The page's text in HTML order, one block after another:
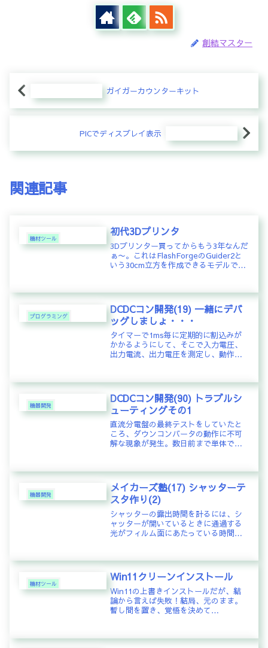
創結マスター
ガイガーカウンターキット
PICでディスプレイ表示
関連記事
機材ツール
初代3Dプリンタ
3Dプリンター買ってからもう3年なんだ
ぁ〜。これはFlashForgeのGuider2と
いう30cm立方を作成できるモデルでよ
れは私と同様個人事業で3D造形を行っ
ている方に...
プログラミング
DCDCコン開発(19) 一緒にデバ
ッグしましょ・・・
タイマーで1ms毎に定期的に割込みが
かかるようにして、そこで入力電圧、
出力電流、出力電圧を測定し、動作モ
はあるはずがない。何か落とし穴があ
るに違いない。案の定、出力電圧が
下...
機器開発
DCDCコン開発(90) トラブルシ
ューティングその1
直流分電盤の最終テストをしていたと
ころ、ダウンコンバータの動作に不可
解な現象が発生。数日前まで単体で動
ダウンコンバータとアップコンバータ
をそれぞれ1台ずつ同時に動かして、...
機器開発
メイカーズ塾(17) シャッターテ
スタ作り(2)
シャッターの露出時間を計るには、シ
ャッターが開いているときに通過する
光がフィルム面にあたっている時間を
プレーンシャッターの2種類があるらし
い。レンズシャッターはレンズに見
込...
機材ツール
Win11クリーンインストール
Win11の上書きインストールだが、結
論から言えば失敗！結局、元のまま。
暫し間を置き、覚悟を決めて
日を費やしてしまったが、このままず